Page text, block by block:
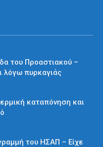
του Προαστιακού –
λόγω πυρκαγιάς
καταπόνηση και
του ΗΣΑΠ – Είχε